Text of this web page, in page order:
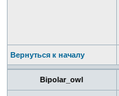
Вернуться к началу
Bipolar_owl